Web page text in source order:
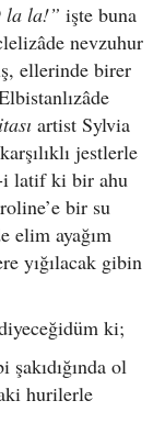
la la!” işte buna
nevzuhur
ellerinde birer
artist Sylvia
jestlerle
i latif ki bir ahu
bir su
elim ayağım
yığılacak gibin
ki;
şakıdığında ol
hurilerle